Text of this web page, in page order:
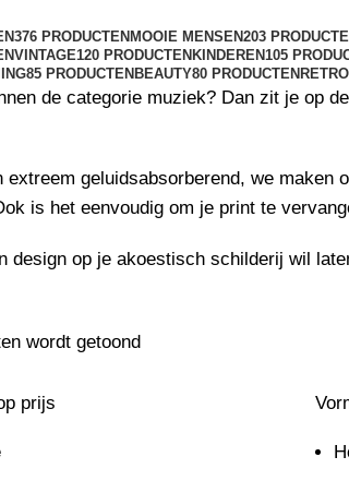
376 PRODUCTEN MOOIE MENSEN203
VINTAGE120 PRODUCTEN KINDEREN105
85 PRODUCTEN BEAUTY80 PRODUCTEN RETRO
de categorie muziek? Dan zit je op
geluidsabsorberend, we
is het eenvoudig om je print te
design op je akoestisch schilderij wil
wordt getoond
prijs